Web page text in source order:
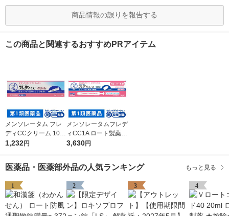
商品情報の誤りを報告する
この商品と関連するおすすめPRアイテム
メンソレータム フレ
ディCCクリーム 10g
ロート製薬 ★控除★
1,232円
メンソレータムフレデ
ィCC1A ロート製薬
★控除★ 腟カンジダ
3,630円
医薬品・医薬部外品の人気ランキング もっと見る
1 2 3 4